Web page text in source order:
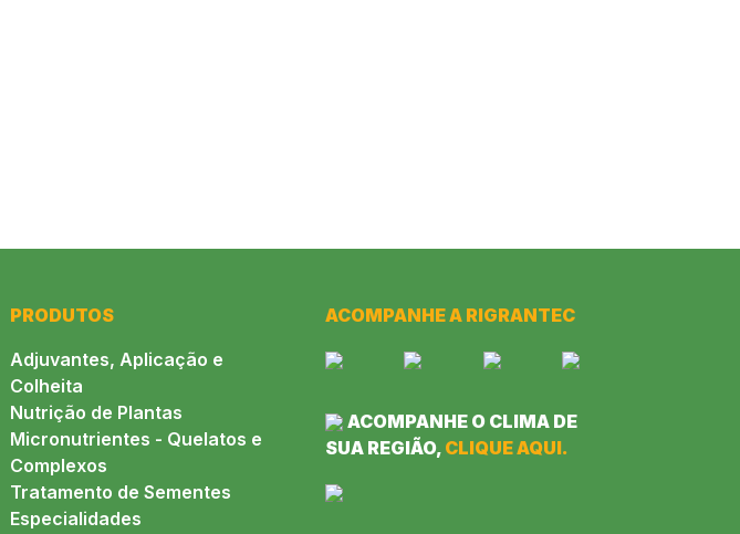
essenciais, destacando-se:
térmico e salino;
PRODUTOS
Adjuvantes, Aplicação e
Colheita
Nutrição de Plantas
Micronutrientes - Quelatos e
Complexos
Tratamento de Sementes
Especialidades
ACOMPANHE A RIGRANTEC
ACOMPANHE O CLIMA DE
SUA REGIÃO, CLIQUE AQUI.